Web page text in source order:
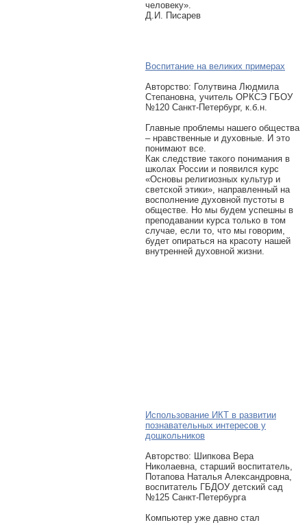
человеку».
Д.И. Писарев
Воспитание на великих примерах
Авторcтво: Голутвина Людмила
Степановна, учитель ОРКСЭ ГБОУ
№120 Санкт-Петербург, к.б.н.
Главные проблемы нашего общества
– нравственные и духовные. И это
понимают все.
Как следствие такого понимания в
школах России и появился курс
«Основы религиозных культур и
светской этики», направленный на
восполнение духовной пустоты в
обществе. Но мы будем успешны в
преподавании курса только в том
случае, если то, что мы говорим,
будет опираться на красоту нашей
внутренней духовной жизни.
Использование ИКТ в развитии
познавательных интересов у
дошкольников
Авторcтво: Шипкова Вера
Николаевна, старший воспитатель,
Потапова Наталья Александровна,
воспитатель ГБДОУ детский сад
№125 Санкт-Петербурга
Компьютер уже давно стал